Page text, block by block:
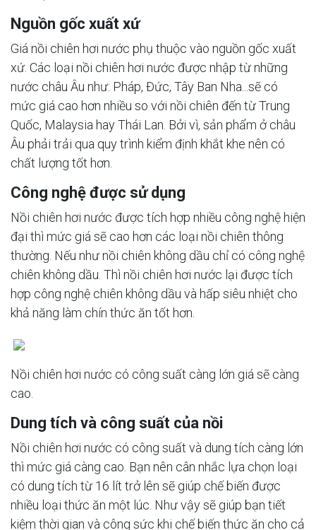
Nguồn gốc xuất xứ
Giá nồi chiên hơi nước phụ thuộc vào nguồn gốc xuất
xứ. Các loại nồi chiên hơi nước được nhập từ những
nước châu Âu như: Pháp, Đức, Tây Ban Nha...sẽ có
mức giá cao hơn nhiều so với nồi chiên đến từ Trung
Quốc, Malaysia hay Thái Lan. Bởi vì, sản phẩm ở châu
Âu phải trải qua quy trình kiểm định khắt khe nên có
chất lượng tốt hơn.
Công nghệ được sử dụng
Nồi chiên hơi nước được tích hợp nhiều công nghệ hiện
đại thì mức giá sẽ cao hơn các loại nồi chiên thông
thường. Nếu như nồi chiên không dầu chỉ có công nghệ
chiên không dầu. Thì nồi chiên hơi nước lại được tích
hợp công nghệ chiên không dầu và hấp siêu nhiệt cho
khả năng làm chín thức ăn tốt hơn.
Nồi chiên hơi nước có công suất càng lớn giá sẽ càng
cao.
Dung tích và công suất của nồi
Nồi chiên hơi nước có công suất và dung tích càng lớn
thì mức giá càng cao. Bạn nên cân nhắc lựa chọn loại
có dung tích từ 16 lít trở lên sẽ giúp chế biến được
nhiều loại thức ăn một lúc. Như vậy sẽ giúp bạn tiết
kiệm thời gian và công sức khi chế biến thức ăn cho cả